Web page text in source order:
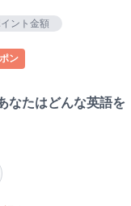
ント金額
ン
なたはどんな英語を